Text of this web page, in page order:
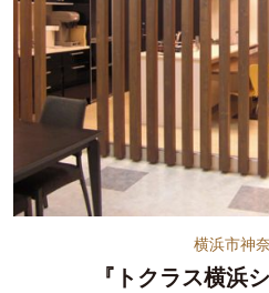
横浜市神
『トクラス横浜